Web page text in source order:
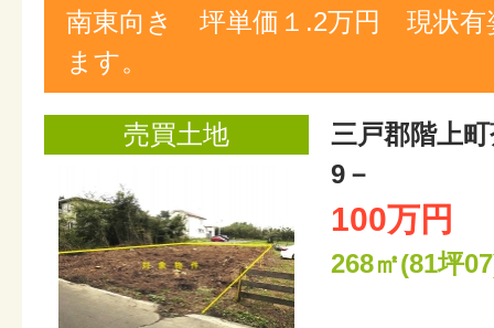
南東向き 坪単価１.2万円 現状有
ます。
売買土地
三戸郡階上
9－
100万円
268㎡(81坪